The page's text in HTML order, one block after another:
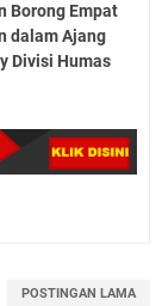
Borong Empat
dalam Ajang
Divisi Humas
POSTINGAN LAMA